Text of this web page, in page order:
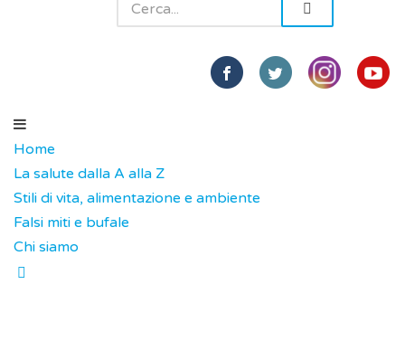
Home
La salute dalla A alla Z
Stili di vita, alimentazione e ambiente
Falsi miti e bufale
Chi siamo